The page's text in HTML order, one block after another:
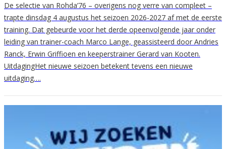
De selectie van Rohda’76 – overigens nog verre van compleet –
trapte dinsdag 4 augustus het seizoen 2026-2027 af met de eerste
training. Dat gebeurde voor het derde opeenvolgende jaar onder
leiding van trainer-coach Marco Lange, geassisteerd door Andries
Ranck, Erwin Griffioen en keeperstrainer Gerard van Kooten.
UitdagingHet nieuwe seizoen betekent tevens een nieuwe
uitdaging….